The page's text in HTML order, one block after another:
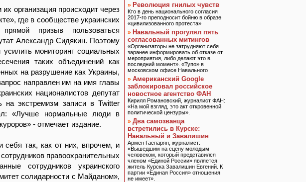
организация происходит через
где в сообществе украинских
призыв пользоваться
Александр Сидякин. Поэтому
мониторинг социальных
таких объединений как
на разрушение как Украины,
направлен им на имя главы
националистов депутат
на экстремизм записи в Twitter
«Лучше нормальные люди в
- отмечает издание.
себя так, как от них, впрочем, и
правоохранительных
сотрудников украинского
солидарности с Майданом»,
» Революция гнилых чувств
Кто в день национального согласия
2017-го преподносит бойню в образе
«цивилизованного протеста»
» Навальный прогулял пять
согласованных митингов
«Организаторы не затрудняют себя
заранее информировать об отказе от
мероприятия, либо делают это в
последний момент». «Тупо» в
московском офисе Навального
» Американский Google
заблокировал российское
новостное агентство ФАН
Кирилл Романовский, журналист ФАН:
«На мой взгляд, это акт откровенной
политической цензуры».
» Два самозванца
встретились в Курске:
Навальный и Завалишин
Армен Гаспарян, журналист:
«Вышедшим на сцену молодым
человеком, который представился
членом «Единой России» является
житель Курска Завалишин Евгений. К
партии «Единая Россия» отношения
не имеет».